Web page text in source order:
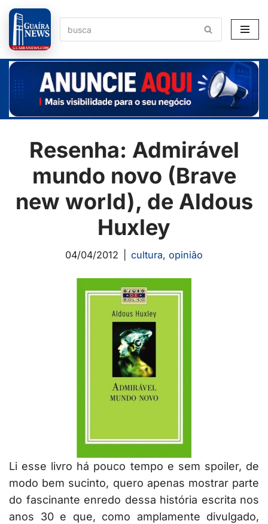
Pular
para
o
conteúdo
Resenha: Admirável
mundo novo (Brave
new world), de Aldous
Huxley
04/04/2012 cultura, opinião
Li esse livro há pouco tempo e sem spoiler, de
modo bem sucinto, quero apenas mostrar parte
do fascinante enredo dessa história escrita nos
anos 30 e que, como amplamente divulgado,